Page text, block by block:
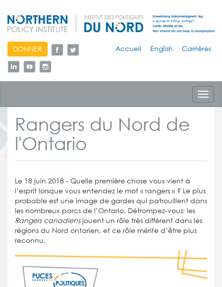
skip
to
content
DONNER Accueil English Carrières
Rangers du Nord de
l'Ontario
Le 18 juin 2018 - Quelle première chose vous vient à
l’esprit lorsque vous entendez le mot « rangers » ? Le plus
probable est une image de gardes qui patrouillent dans
les nombreux parcs de l’Ontario. Détrompez-vous; les
Rangers canadiensjouent un rôle très différent dans les
régions du Nord ontarien, et ce rôle mérite d’être plus
reconnu.